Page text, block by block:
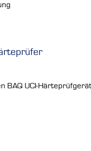
BAQ UCI-